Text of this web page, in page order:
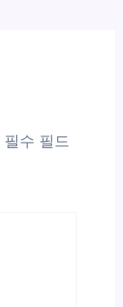
필수 필드